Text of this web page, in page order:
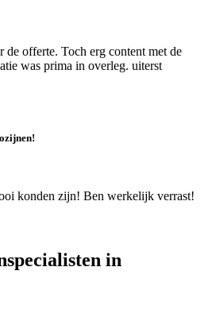
de offerte. Toch erg content met de
was prima in overleg. uiterst
konden zijn! Ben werkelijk verrast!
in